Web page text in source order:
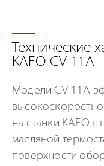
Технические
KAFO CV-11A
Модели СV-11A
на станки KAFO
масляной
поверхности